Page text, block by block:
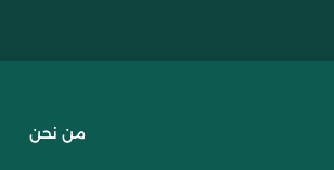
من نحن